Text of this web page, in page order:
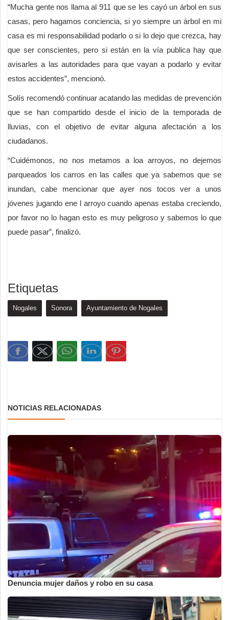
“Mucha gente nos llama al 911 que se les cayó un árbol en sus
casas, pero hagamos conciencia, si yo siempre un árbol en mi
casa es mi responsabilidad podarlo o si lo dejo que crezca, hay
que ser conscientes, pero si están en la vía publica hay que
avisarles a las autoridades para que vayan a podarlo y evitar
estos accidentes”, mencionó.
Solís recomendó continuar acatando las medidas de prevención
que se han compartido desde el inicio de la temporada de
lluvias, con el objetivo de evitar alguna afectación a los
ciudadanos.
“Cuidémonos, no nos metamos a loa arroyos, no dejemos
parqueados los carros en las calles que ya sabemos que se
inundan, cabe mencionar que ayer nos tocos ver a unos
jóvenes jugando ene l arroyo cuando apenas estaba creciendo,
por favor no lo hagan esto es muy peligroso y sabemos lo que
puede pasar”, finalizó.
Etiquetas
Nogales Sonora Ayuntamiento de Nogales
NOTICIAS RELACIONADAS
Denuncia mujer daños y robo en su casa